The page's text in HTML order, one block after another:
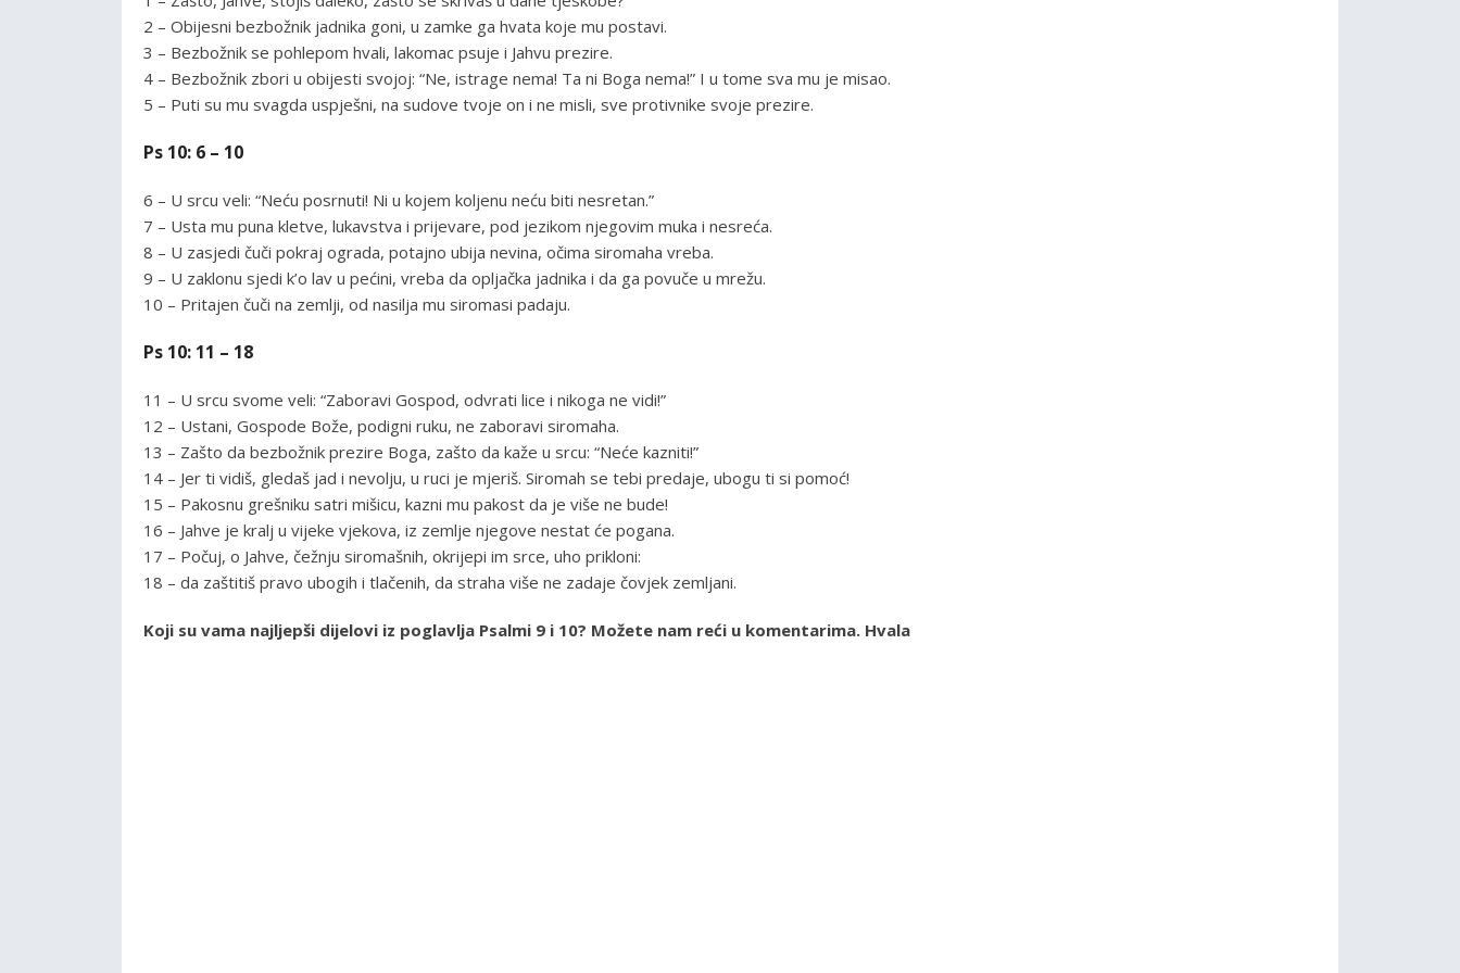
2 – Obijesni bezbožnik jadnika goni, u zamke ga hvata koje mu postavi.
3 – Bezbožnik se pohlepom hvali, lakomac psuje i Jahvu prezire.
4 – Bezbožnik zbori u obijesti svojoj: “Ne, istrage nema! Ta ni Boga nema!” I u tome sva mu je misao.
5 – Puti su mu svagda uspješni, na sudove tvoje on i ne misli, sve protivnike svoje prezire.
Ps 10: 6 – 10
6 – U srcu veli: “Neću posrnuti! Ni u kojem koljenu neću biti nesretan.”
7 – Usta mu puna kletve, lukavstva i prijevare, pod jezikom njegovim muka i nesreća.
8 – U zasjedi čuči pokraj ograda, potajno ubija nevina, očima siromaha vreba.
9 – U zaklonu sjedi k’o lav u pećini, vreba da opljačka jadnika i da ga povuče u mrežu.
10 – Pritajen čuči na zemlji, od nasilja mu siromasi padaju.
Ps 10: 11 – 18
11 – U srcu svome veli: “Zaboravi Gospod, odvrati lice i nikoga ne vidi!”
12 – Ustani, Gospode Bože, podigni ruku, ne zaboravi siromaha.
13 – Zašto da bezbožnik prezire Boga, zašto da kaže u srcu: “Neće kazniti!”
14 – Jer ti vidiš, gledaš jad i nevolju, u ruci je mjeriš. Siromah se tebi predaje, ubogu ti si pomoć!
15 – Pakosnu grešniku satri mišicu, kazni mu pakost da je više ne bude!
16 – Jahve je kralj u vijeke vjekova, iz zemlje njegove nestat će pogana.
17 – Počuj, o Jahve, čežnju siromašnih, okrijepi im srce, uho prikloni:
18 – da zaštitiš pravo ubogih i tlačenih, da straha više ne zadaje čovjek zemljani.
Koji su vama najljepši dijelovi iz poglavlja Psalmi 9 i 10? Možete nam reći u komentarima. Hvala